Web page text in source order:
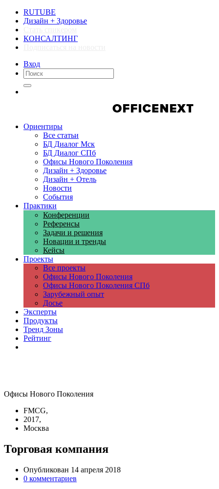
RUTUBE
Дизайн + Здоровье
КОНСАЛТИНГ
Вход
Ориентиры
Все статьи
БД Диалог Мск
БД Диалог СПб
Офисы Нового Поколения
Дизайн + Здоровье
Дизайн + Отель
Новости
События
Практики
Конференции
Референсы
Задачи и решения
Новации и тренды
Кейсы
Проекты
Все проекты
Офисы Нового Поколения
Офисы Нового Поколения СПб
Зарубежный опыт
Досье
Эксперты
Продукты
Тренд Зоны
Рейтинг
Офисы Нового Поколения
FMCG,
2017,
Москва
Торговая компания
Опубликован 14 апреля 2018
0 комментариев